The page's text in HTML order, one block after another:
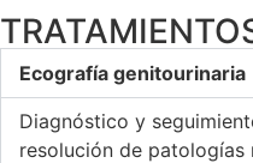
Ecografía genitourinaria
Diagnóstico y
resolución de patologías